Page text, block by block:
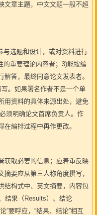
章主题，中文文题一般不超
选题和设计，或对资料进行
的重要理论内容者；3)能按编
答，最终同意论文发表者。
。如果署名作者不是一个单
用资料的具体来源出处，避免
须明确论文首席负责人。作
编排过程中再作更改。
取必要的信息；应着重反映
要应从第三人称角度撰写，
结构式中、英文摘要，内容包
结果（Results）、结论
”要呼应，“结果、结论”相互